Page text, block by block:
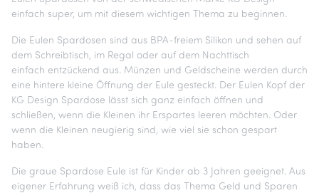
einfach super, um mit diesem wichtigen Thema zu beginnen.
Die Eulen Spardosen sind aus BPA-freiem Silikon und sehen auf
dem Schreibtisch, im Regal oder auf dem Nachttisch
einfach entzückend aus. Münzen und Geldscheine werden durch
eine hintere kleine Öffnung der Eule gesteckt. Der Eulen Kopf der
KG Design Spardose lässt sich ganz einfach öffnen und
schließen, wenn die Kleinen ihr Erspartes leeren möchten. Oder
wenn die Kleinen neugierig sind, wie viel sie schon gespart
haben.
Die graue Spardose Eule ist für Kinder ab 3 Jahren geeignet. Aus
eigener Erfahrung weiß ich, dass das Thema Geld und Sparen